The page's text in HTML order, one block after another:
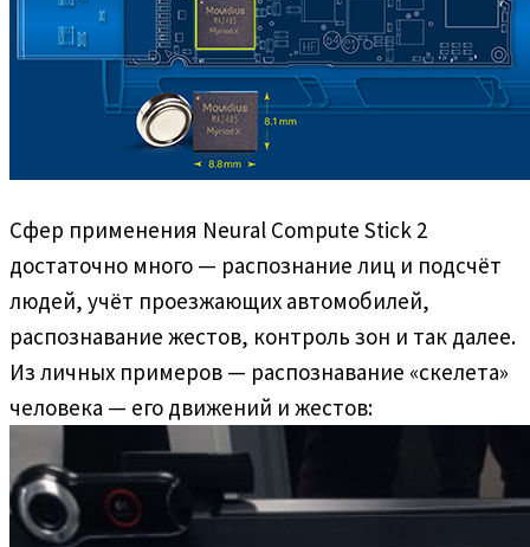
Сфер применения Neural Compute Stick 2
достаточно много — распознание лиц и подсчёт
людей, учёт проезжающих автомобилей,
распознавание жестов, контроль зон и так далее.
Из личных примеров — распознавание «скелета»
человека — его движений и жестов: